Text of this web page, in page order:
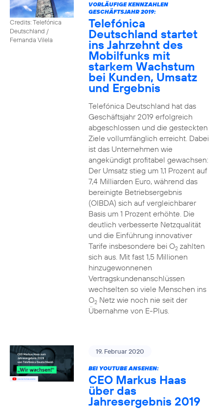
Credits: Telefónica
Deutschland /
Fernanda Vilela
VORLÄUFIGE KENNZAHLEN
GESCHÄFTSJAHR 2019:
Telefónica
Deutschland startet
ins Jahrzehnt des
Mobilfunks mit
starkem Wachstum
bei Kunden, Umsatz
und Ergebnis
Telefónica Deutschland hat das
Geschäftsjahr 2019 erfolgreich
abgeschlossen und die gesteckten
Ziele vollumfänglich erreicht. Dabei
ist das Unternehmen wie
angekündigt profitabel gewachsen:
Der Umsatz stieg um 1,1 Prozent auf
7,4 Milliarden Euro, während das
bereinigte Betriebsergebnis
(OIBDA) sich auf vergleichbarer
Basis um 1 Prozent erhöhte. Die
deutlich verbesserte Netzqualität
und die Einführung innovativer
Tarife insbesondere bei O2zahlten
sich aus. Mit fast 1,5 Millionen
hinzugewonnenen
Vertragskundenanschlüssen
wechselten so viele Menschen ins
O2Netz wie noch nie seit der
Übernahme von E-Plus.
19. Februar 2020
BEI YOUTUBE ANSEHEN:
CEO Markus Haas
über das
Jahresergebnis 2019